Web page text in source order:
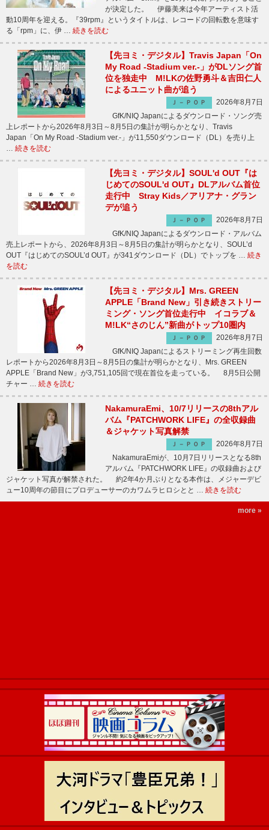
が決定した。 伊藤美来は今年アーティスト活
動10周年を迎える。『39rpm』というタイトルは、レコードの回転数を意味す
る「rpm」に、伊 … 続きを読む
【先ヨミ・デジタル】Travis Japan「On
My Road -Stadium ver.-」がDLソング首
位を独走中 M!LKの佐野勇斗＆吉田仁人
によるユニット曲が追う
Ｊ－ＰＯＰ
2026年8月7日
GfK/NIQ Japanによるダウンロード・ソング売
上レポートから2026年8月3日～8月5日の集計が明らかとなり、Travis
Japan「On My Road -Stadium ver.-」が11,550ダウンロード（DL）を売り上
… 続きを読む
【先ヨミ・デジタル】SOUL'd OUT『は
じめてのSOUL'd OUT』DLアルバム首位
走行中 Stray Kids／アリアナ・グラン
デが追う
Ｊ－ＰＯＰ
2026年8月7日
GfK/NIQ Japanによるダウンロード・アルバム
売上レポートから、2026年8月3日～8月5日の集計が明らかとなり、SOUL’d
OUT『はじめてのSOUL’d OUT』が341ダウンロード（DL）でトップを … 続き
を読む
【先ヨミ・デジタル】Mrs. GREEN
APPLE「Brand New」引き続きストリー
ミング・ソング首位走行中 イコラブ＆
M!LK“さのじん”新曲がトップ10圏内
Ｊ－ＰＯＰ
2026年8月7日
GfK/NIQ Japanによるストリーミング再生回数
レポートから2026年8月3日～8月5日の集計が明らかとなり、Mrs. GREEN
APPLE「Brand New」が3,751,105回で現在首位を走っている。 8月5日公開
チャー … 続きを読む
NakamuraEmi、10/7リリースの8thアル
バム『PATCHWORK LIFE』の全収録曲
＆ジャケット写真解禁
Ｊ－ＰＯＰ
2026年8月7日
NakamuraEmiが、10月7日リリースとなる8th
アルバム『PATCHWORK LIFE』の収録曲および
ジャケット写真が解禁された。 約2年4か月ぶりとなる本作は、メジャーデビ
ュー10周年の節目にプロデューサーのカワムラヒロシとと … 続きを読む
more »